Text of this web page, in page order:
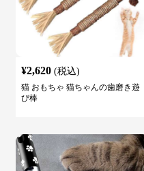
¥2,620 (税込)
猫 おもちゃ 猫ちゃんの歯磨き遊
び棒